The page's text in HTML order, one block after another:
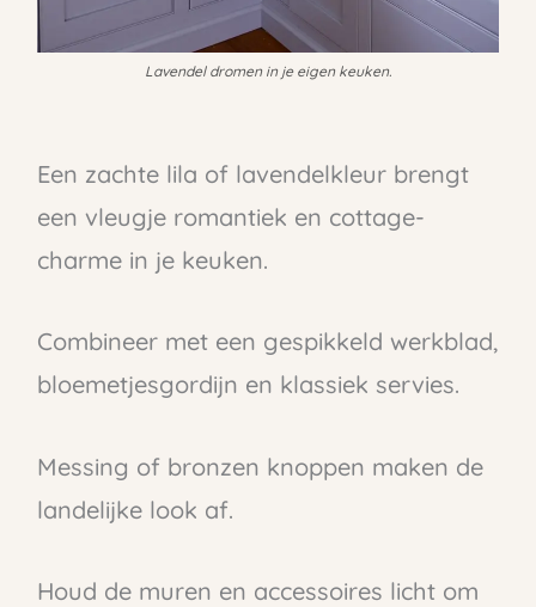
Lavendel dromen in je eigen keuken.
Een zachte lila of lavendelkleur brengt
een vleugje romantiek en cottage-
charme in je keuken.
Combineer met een gespikkeld werkblad,
bloemetjesgordijn en klassiek servies.
Messing of bronzen knoppen maken de
landelijke look af.
Houd de muren en accessoires licht om